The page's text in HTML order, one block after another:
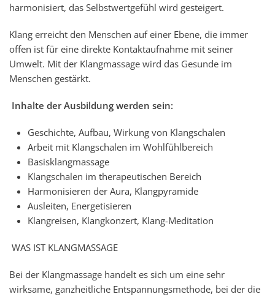
harmonisiert, das Selbstwertgefühl wird gesteigert.
Klang erreicht den Menschen auf einer Ebene, die immer
offen ist für eine direkte Kontaktaufnahme mit seiner
Umwelt. Mit der Klangmassage wird das Gesunde im
Menschen gestärkt.
Inhalte der Ausbildung werden sein:
Geschichte, Aufbau, Wirkung von Klangschalen
Arbeit mit Klangschalen im Wohlfühlbereich
Basisklangmassage
Klangschalen im therapeutischen Bereich
Harmonisieren der Aura, Klangpyramide
Ausleiten, Energetisieren
Klangreisen, Klangkonzert, Klang-Meditation
WAS IST KLANGMASSAGE
Bei der Klangmassage handelt es sich um eine sehr
wirksame, ganzheitliche Entspannungsmethode, bei der die